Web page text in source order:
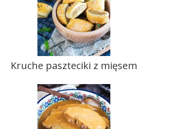
Kruche paszteciki z mięsem